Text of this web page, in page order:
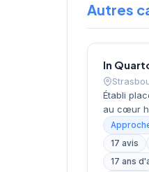
Autres
In
Établi
au cœur
dans le
17 avis
17 ans